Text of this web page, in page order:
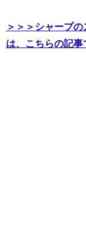
＞＞＞シャープ
は、こちらの記